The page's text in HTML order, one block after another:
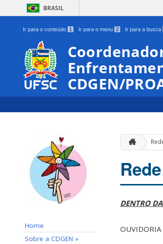
BRASIL
Ir para o conteúdo 1 Ir para o menu 2 Ir para a busca
CDGEN/
Home
Sobre a CDGEN »
DENTRO
OUVIDORIA